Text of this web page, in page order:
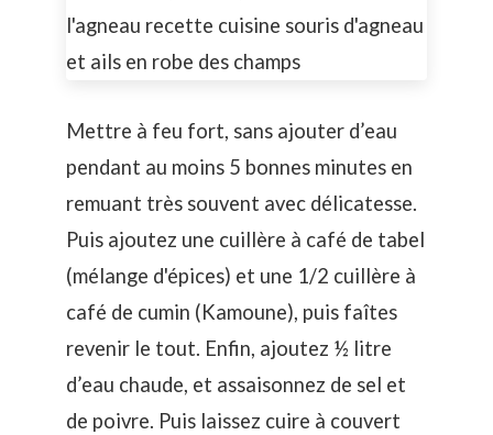
Mettre à feu fort, sans ajouter d’eau
pendant au moins 5 bonnes minutes en
remuant très souvent avec délicatesse.
Puis ajoutez une cuillère à café de tabel
(mélange d'épices) et une 1/2 cuillère à
café de cumin (Kamoune), puis faîtes
revenir le tout. Enfin, ajoutez ½ litre
d’eau chaude, et assaisonnez de sel et
de poivre. Puis laissez cuire à couvert